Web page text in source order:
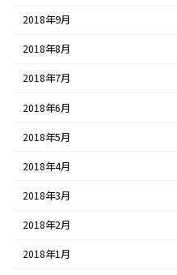
2018年9月
2018年8月
2018年7月
2018年6月
2018年5月
2018年4月
2018年3月
2018年2月
2018年1月